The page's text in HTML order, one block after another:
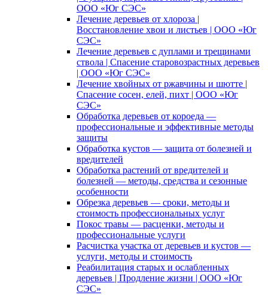
ООО «Юг СЭС»
Лечение деревьев от хлороза |
Восстановление хвои и листьев | ООО «Юг
СЭС»
Лечение деревьев с дуплами и трещинами
ствола | Спасение старовозрастных деревьев
| ООО «Юг СЭС»
Лечение хвойных от ржавчины и шютте |
Спасение сосен, елей, пихт | ООО «Юг
СЭС»
Обработка деревьев от короеда —
профессиональные и эффективные методы
защиты
Обработка кустов — защита от болезней и
вредителей
Обработка растений от вредителей и
болезней — методы, средства и сезонные
особенности
Обрезка деревьев — сроки, методы и
стоимость профессиональных услуг
Покос травы — расценки, методы и
профессиональные услуги
Расчистка участка от деревьев и кустов —
услуги, методы и стоимость
Реабилитация старых и ослабленных
деревьев | Продление жизни | ООО «Юг
СЭС»